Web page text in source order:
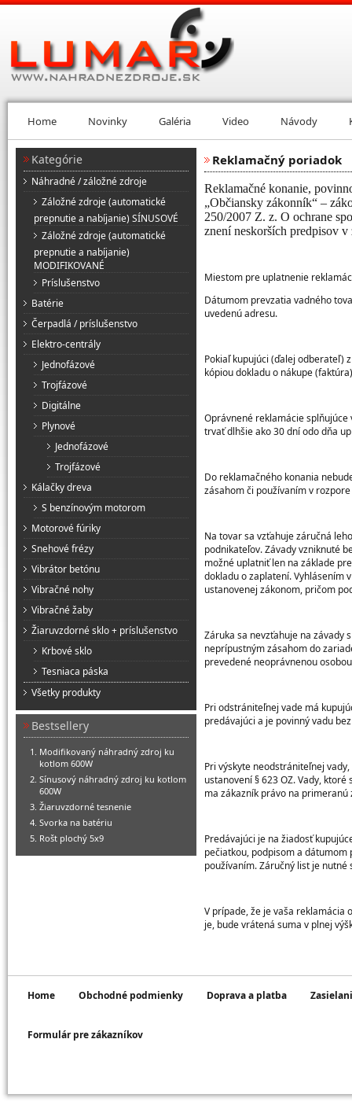
Home Novinky Galéria Video Návody
Kategórie
Náhradné / záložné zdroje
Záložné zdroje (automatické
prepnutie a nabíjanie) SÍNUSOVÉ
Záložné zdroje (automatické
prepnutie a nabíjanie)
MODIFIKOVANÉ
Príslušenstvo
Batérie
Čerpadlá / príslušenstvo
Elektro-centrály
Jednofázové
Trojfázové
Digitálne
Plynové
Jednofázové
Trojfázové
Kálačky dreva
S benzínovým motorom
Motorové fúriky
Snehové frézy
Vibrátor betónu
Vibračné nohy
Vibračné žaby
Žiaruvzdorné sklo + príslušenstvo
Krbové sklo
Tesniaca páska
Všetky produkty
Bestsellery
Modifikovaný náhradný zdroj ku
kotlom 600W
Sínusový náhradný zdroj ku kotlom
600W
Žiaruvzdorné tesnenie
Svorka na batériu
Rošt plochý 5x9
Reklamačný poriadok
Reklamačné konanie,
„Občiansky zákonník“ –
250/2007 Z. z. O ochrane
znení neskorších predpisov
Miestom pre uplatnenie
Dátumom prevzatia vadného
uvedenú adresu.
Pokiaľ kupujúci (ďalej odberateľ)
kópiou dokladu o nákupe
Oprávnené reklamácie splňujúce
trvať dlhšie ako 30 dní odo dňa
Do reklamačného konania
zásahom či používaním v
Na tovar sa vzťahuje záručná
podnikateľov. Závady vzniknuté
možné uplatniť len na základe
dokladu o zaplatení. Vyhlásením
ustanovenej zákonom, pričom
Záruka sa nevzťahuje na závady
neprípustným zásahom do
prevedené neoprávnenou
Pri odstrániteľnej vade má
predávajúci a je povinný vadu
Pri výskyte neodstrániteľnej
ustanovení § 623 OZ. Vady,
ma zákazník právo na primeranú
Predávajúci je na žiadosť
pečiatkou, podpisom a
používaním. Záručný list je
V prípade, že je vaša reklamácia
je, bude vrátená suma v plnej
Home Obchodné podmienky Doprava a platba
Formulár pre zákazníkov